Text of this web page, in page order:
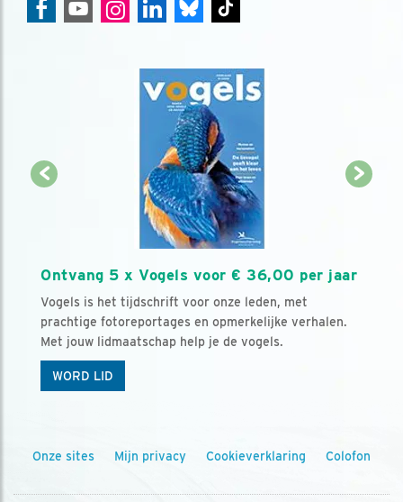
Ontvang 5 x Vogels voor € 36,00 per jaar
Vogels is het tijdschrift voor onze leden, met
prachtige fotoreportages en opmerkelijke verhalen.
Met jouw lidmaatschap help je de vogels.
WORD LID
Onze sites Mijn privacy Cookieverklaring Colofon